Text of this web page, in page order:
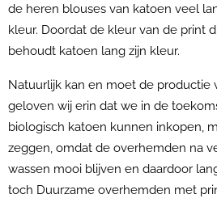
de heren blouses van katoen veel
kleur. Doordat de kleur van de print
behoudt katoen lang zijn kleur.
Natuurlijk kan en moet de productie
geloven wij erin dat we in de
biologisch katoen kunnen inkopen,
zeggen, omdat de overhemden na
wassen mooi blijven en daardoor
toch Duurzame overhemden met